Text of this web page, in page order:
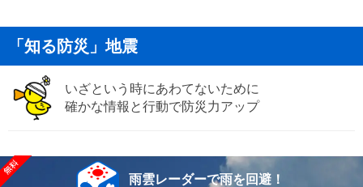
「知る防災」地震
いざという時にあわてないために
確かな情報と行動で防災力アップ
雨雲レーダーで雨を回避！